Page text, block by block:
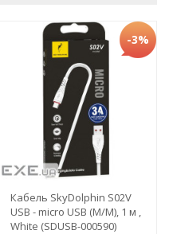
-3%
Кабель SkyDolphin S02V
USB - micro USB (M/M), 1 м ,
White (SDUSB-000590)